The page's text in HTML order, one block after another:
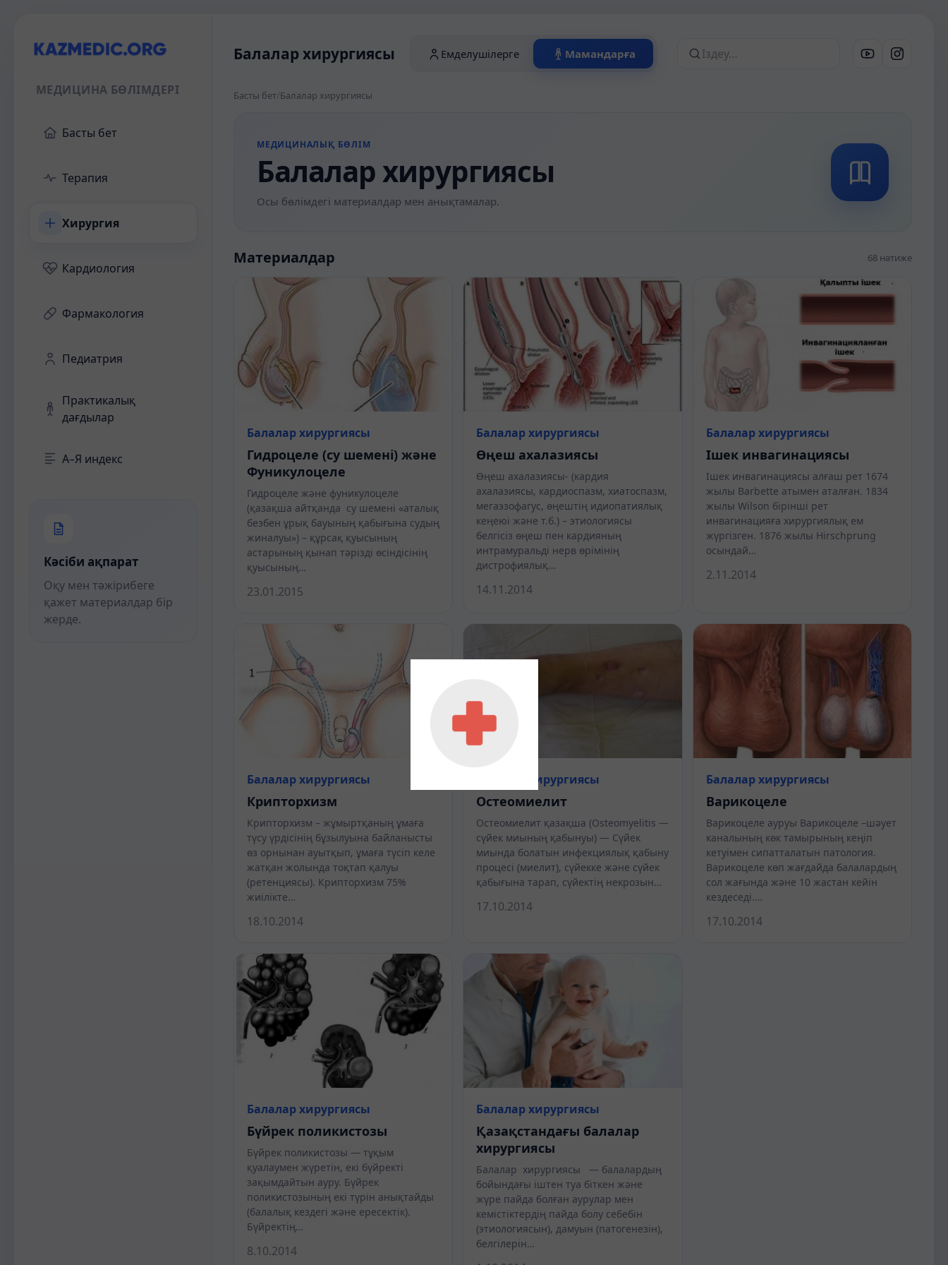
МЕДИЦИНА БӨЛІМДЕРІ
Басты бет
Терапия
Хирургия
Кардиология
Фармакология
Педиатрия
Практикалық
дағдылар
А–Я индекс
Кәсіби ақпарат
Оқу мен тәжірибеге
қажет материалдар бір
жерде.
Балалар хирургиясы Емделушілерге Мамандарға Сайттан іздеу
Басты бет/Балалар хирургиясы
МЕДИЦИНАЛЫҚ БӨЛІМ
Балалар хирургиясы
Осы бөлімдегі материалдар мен анықтамалар.
Материалдар 68 нәтиже
Балалар хирургиясы
Гидроцеле (су шемені) және
Фуникулоцеле
Гидроцеле және фуникулоцеле
(қазақша айтқанда су шемені «аталық
безбен ұрық бауының қабығына судың
жиналуы») – құрсақ қуысының
астарының қынап тәрізді өсіндісінің
қуысының…
23.01.2015
Балалар хирургиясы
Өңеш ахалазиясы
Өңеш ахалазиясы- (кардия
ахалазиясы, кардиоспазм, хиатоспазм,
мегаэзофагус, өңештің идиопатиялық
кеңеюі және т.б.) – этиологиясы
белгісіз өңеш пен кардияның
интрамуральді нерв өрімінің
дистрофиялық…
14.11.2014
Балалар хирургиясы
Ішек инвагинациясы
Ішек инвагинациясы алғаш рет 1674
жылы Barbette атымен аталған. 1834
жылы Wilson бірінші рет
инвагинацияға хирургиялық ем
жүргізген. 1876 жылы Hirschprung
осындай…
2.11.2014
Балалар хирургиясы
Крипторхизм
Крипторхизм – жұмыртқаның ұмаға
түсу үрдісінің бұзылуына байланысты
өз орнынан ауытқып, ұмаға түсіп келе
жатқан жолында тоқтап қалуы
(ретенциясы). Крипторхизм 75%
жиілікте…
18.10.2014
Балалар хирургиясы
Остеомиелит
Остеомиелит қазақша (Osteomyelitis —
сүйек миының қабынуы) — Сүйек
миында болатын инфекциялық қабыну
процесі (миелит), сүйекке және сүйек
қабығына тарап, сүйектің некрозын…
17.10.2014
Балалар хирургиясы
Варикоцеле
Варикоцеле ауруы Варикоцеле –шәует
каналының көк тамырының кеңіп
кетуімен сипатталатын патология.
Варикоцеле көп жағдайда балалардың
сол жағында және 10 жастан кейін
кездеседі.…
17.10.2014
Балалар хирургиясы
Бүйрек поликистозы
Бүйрек поликистозы — тұқым
қуалаумен жүретін, екі бүйректі
зақымдайтын ауру. Бүйрек
поликистозының екі түрін анықтайды
(балалық кездегі және ересектік).
Бүйректің…
8.10.2014
Балалар хирургиясы
Қазақстандағы балалар
хирургиясы
Балалар хирургиясы — балалардың
бойындағы іштен туа біткен және
жүре пайда болған аурулар мен
кемістіктердің пайда болу себебін
(этиологиясын), дамуын (патогенезін),
белгілерін…